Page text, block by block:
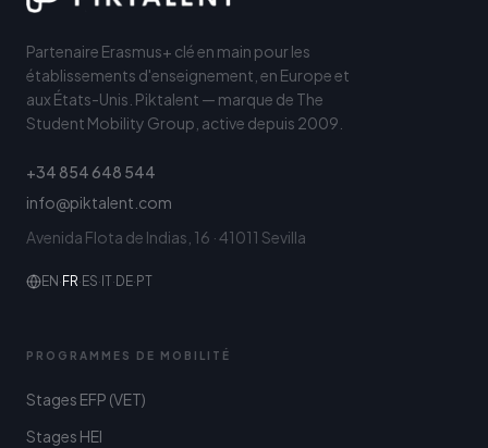
Partenaire Erasmus+ clé en main pour les
établissements d'enseignement, en Europe et
aux États-Unis. Piktalent — marque de The
Student Mobility Group, active depuis 2009.
+34 854 648 544
info@piktalent.com
Avenida Flota de Indias, 16 · 41011 Sevilla
EN · FR· ES· IT· DE· PT
PROGRAMMES DE MOBILITÉ
Stages EFP (VET)
Stages HEI